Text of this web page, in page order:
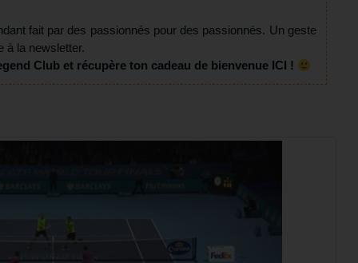
fait par des passionnés pour des passionnés. Un geste
à la newsletter.
Club et récupère ton cadeau de bienvenue ICI !